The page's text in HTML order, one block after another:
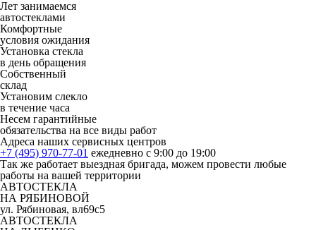
Лет занимаемся
автостеклами
Комфортные
условия ожидания
Установка стекла
в день обращения
Собственный
склад
Установим слекло
в течение часа
Несем гарантийные
обязательства на все виды работ
Адреса наших сервисных центров
+7 (495) 970-77-01 ежедневно с 9:00 до 19:00
Так же работает выездная бригада, можем провести любые
работы на вашей территории
АВТОСТЕКЛА
НА РЯБИНОВОЙ
ул. Рябиновая, вл69с5
АВТОСТЕКЛА